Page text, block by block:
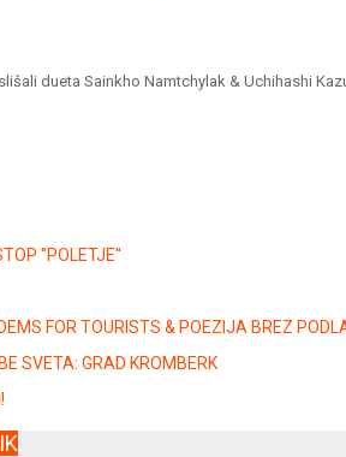
dueta Sainkho Namtchylak & Uchihashi
''POLETJE''
FOR TOURISTS & POEZIJA BREZ
SVETA: GRAD KROMBERK